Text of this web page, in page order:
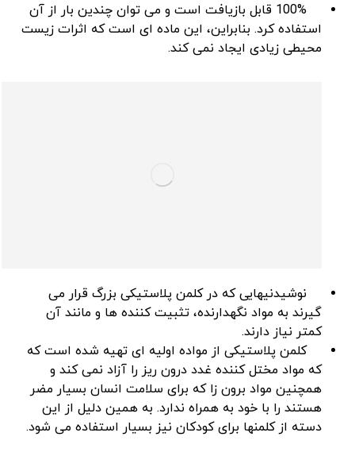
100% قابل بازیافت است و می توان چندین بار از آن
استفاده کرد. بنابراین، این ماده ای است که اثرات زیست
محیطی زیادی ایجاد نمی کند.
نوشیدنیهایی که در کلمن پلاستیکی بزرگ قرار می
گیرند به مواد نگهدارنده، تثبیت کننده ها و مانند آن
کمتر نیاز دارند.
کلمن پلاستیکی از مواده اولیه ای تهیه شده است که
که مواد مختل کننده غدد درون ریز را آزاد نمی کند و
همچنین مواد برون زا که برای سلامت انسان بسیار مضر
هستند را با خود به همراه ندارد. به همین دلیل از این
دسته از کلمنها برای کودکان نیز بسیار استفاده می شود.